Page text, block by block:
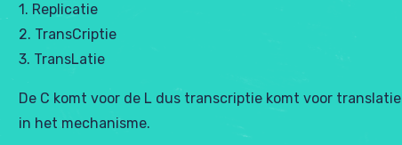
1. Replicatie
2. TransCriptie
3. TransLatie
De C komt voor de L dus transcriptie komt voor translatie
in het mechanisme.